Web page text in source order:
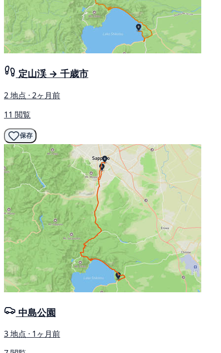
定山渓 → 千歳市
2 地点 · 2ヶ月前
11 閲覧
保存
中島公園
3 地点 · 1ヶ月前